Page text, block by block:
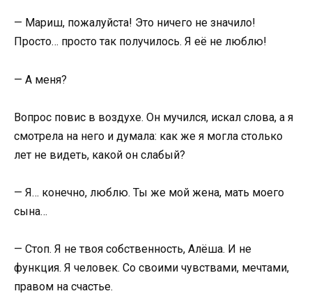
— Мариш, пожалуйста! Это ничего не значило!
Просто… просто так получилось. Я её не люблю!
— А меня?
Вопрос повис в воздухе. Он мучился, искал слова, а я
смотрела на него и думала: как же я могла столько
лет не видеть, какой он слабый?
— Я… конечно, люблю. Ты же мой жена, мать моего
сына…
— Стоп. Я не твоя собственность, Алёша. И не
функция. Я человек. Со своими чувствами, мечтами,
правом на счастье.